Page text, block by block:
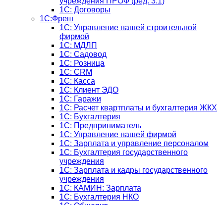
1С: Договоры
1С:Фреш
1С: Управление нашей строительной
фирмой
1С: МДЛП
1С: Садовод
1С: Розница
1C: CRM
1C: Касса
1С: Клиент ЭДО
1С: Гаражи
1C: Расчет квартплаты и бухгалтерия ЖКХ
1C: Бухгалтерия
1C: Предприниматель
1C: Управление нашей фирмой
1C: Зарплата и управление персоналом
1C: Бухгалтерия государственного
учреждения
1C: Зарплата и кадры государственного
учреждения
1C: КАМИН: Зарплата
1C: Бухгалтерия НКО